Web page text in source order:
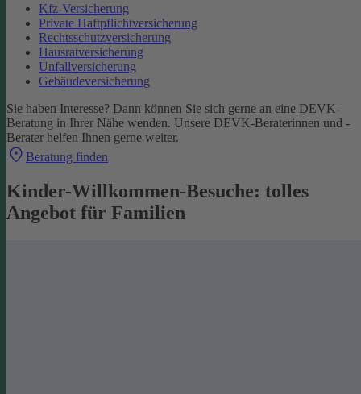
Kfz-Versicherung
Private Haftpflichtversicherung
Rechtsschutzversicherung
Hausratversicherung
Unfallversicherung
Gebäudeversicherung
Sie haben Interesse? Dann können Sie sich gerne an eine DEVK-
Beratung in Ihrer Nähe wenden. Unsere DEVK-Beraterinnen und -
Berater helfen Ihnen gerne weiter.
Beratung finden
Kinder-Willkommen-Besuche: tolles
Angebot für Familien